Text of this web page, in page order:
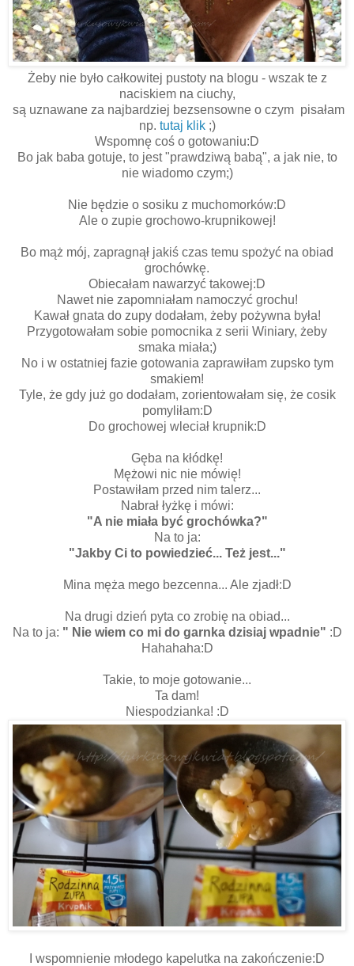
Żeby nie było całkowitej pustoty na blogu - wszak te z
naciskiem na ciuchy,
są uznawane za najbardziej bezsensowne o czym pisałam
np. tutaj klik;)
Wspomnę coś o gotowaniu:D
Bo jak baba gotuje, to jest "prawdziwą babą", a jak nie, to
nie wiadomo czym;)
Nie będzie o sosiku z muchomorków:D
Ale o zupie grochowo-krupnikowej!
Bo mąż mój, zapragnął jakiś czas temu spożyć na obiad
grochówkę.
Obiecałam nawarzyć takowej:D
Nawet nie zapomniałam namoczyć grochu!
Kawał gnata do zupy dodałam, żeby pożywna była!
Przygotowałam sobie pomocnika z serii Winiary, żeby
smaka miała;)
No i w ostatniej fazie gotowania zaprawiłam zupsko tym
smakiem!
Tyle, że gdy już go dodałam, zorientowałam się, że cosik
pomyliłam:D
Do grochowej wleciał krupnik:D
Gęba na kłódkę!
Mężowi nic nie mówię!
Postawiłam przed nim talerz...
Nabrał łyżkę i mówi:
"A nie miała być grochówka?"
Na to ja:
"Jakby Ci to powiedzieć... Też jest..."
Mina męża mego bezcenna... Ale zjadł:D
Na drugi dzień pyta co zrobię na obiad...
Na to ja: " Nie wiem co mi do garnka dzisiaj wpadnie" :D
Hahahaha:D
Takie, to moje gotowanie...
Ta dam!
Niespodzianka! :D
I wspomnienie młodego kapelutka na zakończenie:D